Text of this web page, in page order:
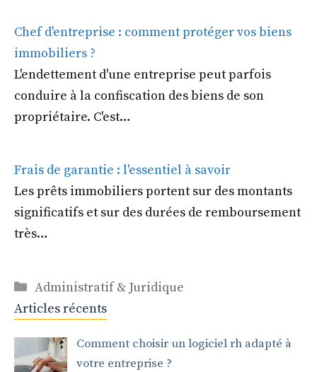
Chef d'entreprise : comment protéger vos biens
immobiliers ?
L'endettement d'une entreprise peut parfois
conduire à la confiscation des biens de son
propriétaire. C'est…
Frais de garantie : l'essentiel à savoir
Les prêts immobiliers portent sur des montants
significatifs et sur des durées de remboursement
très…
Catégories
Administratif & Juridique
Articles récents
Comment choisir un logiciel rh adapté à
votre entreprise ?